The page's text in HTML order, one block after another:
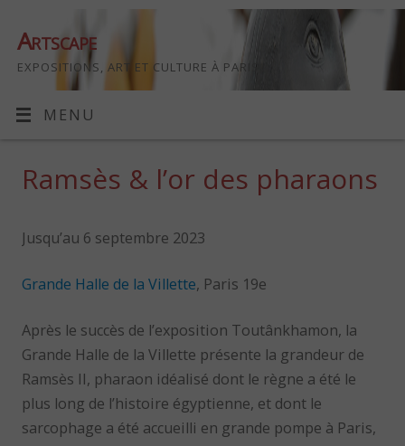
Artscape
EXPOSITIONS, ART ET CULTURE À PARIS
MENU
Ramsès & l’or des pharaons
Jusqu’au 6 septembre 2023
Grande Halle de la Villette, Paris 19e
Après le succès de l’exposition Toutânkhamon, la
Grande Halle de la Villette présente la grandeur de
Ramsès II, pharaon idéalisé dont le règne a été le
plus long de l’histoire égyptienne, et dont le
sarcophage a été accueilli en grande pompe à Paris,